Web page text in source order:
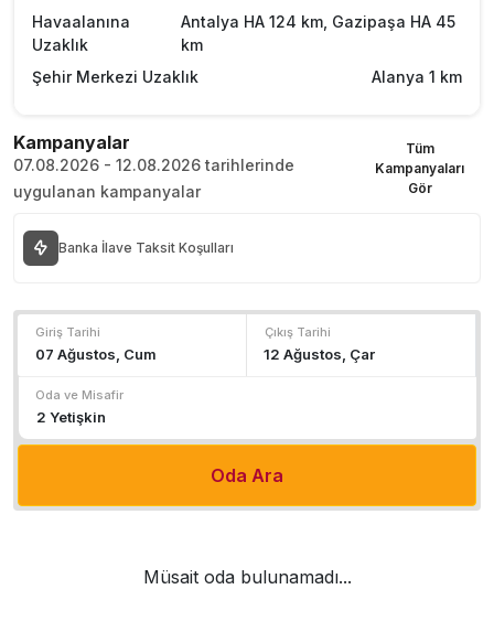
Havaalanına
Uzaklık
Antalya HA 124 km, Gazipaşa HA 45
km
Şehir Merkezi Uzaklık
Alanya 1 km
Kampanyalar
07.08.2026 - 12.08.2026 tarihlerinde
uygulanan kampanyalar
Tüm
Kampanyaları
Gör
Banka İlave Taksit Koşulları
Giriş Tarihi Çıkış Tarihi
Oda ve Misafir
Oda Ara
Müsait oda bulunamadı...